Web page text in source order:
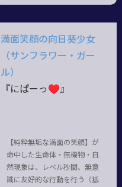
満面笑顔の向日葵少女
（サンフラワー・ガー
ル）
『にぱーっ♥』
【純粋無垢な満面の笑顔】が
命中した生命体・無機物・自
然現象は、レベル秒間、無意
識に友好的な行動を行う（抵